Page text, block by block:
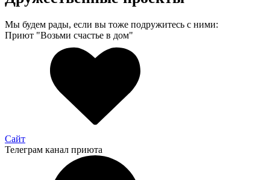
Мы будем рады, если вы тоже подружитесь с ними:
Приют "Возьми счастье в дом"
Сайт
Телеграм канал приюта